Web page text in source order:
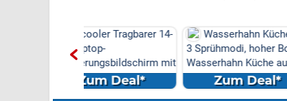
mit
Wasserhahn Küche mit
3 Sprühmodi, hoher Bogen
Wasserhahn Küche ausz...
Zum Deal*
DAB
Rundfunk
Adapter
Antenn...Zum